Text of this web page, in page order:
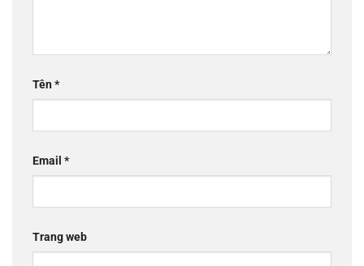
Tên*
Email *
Trang web